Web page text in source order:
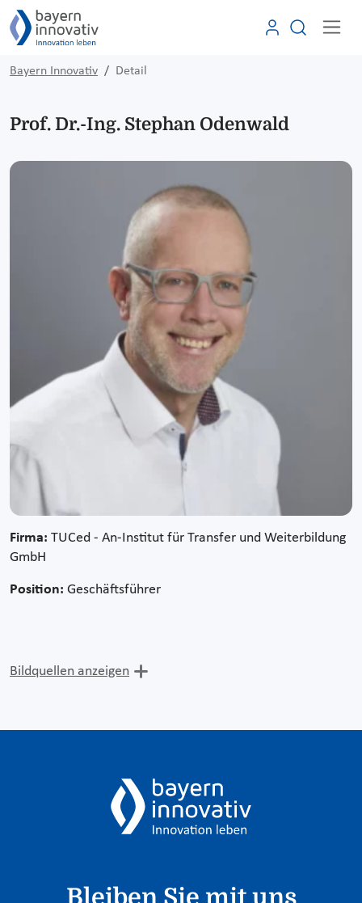
Bayern Innovativ Detail
Prof. Dr.-Ing. Stephan Odenwald
Firma: TUCed - An-Institut für Transfer und Weiterbildung
GmbH
Position: Geschäftsführer
Bildquellen anzeigen
Bleiben Sie mit uns